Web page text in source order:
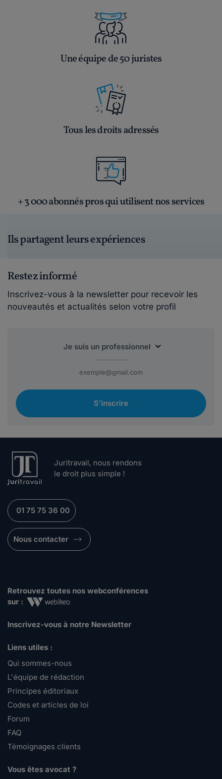
Une équipe de 50 juristes
Tous les droits adressés
+ 3 000 abonnés pros qui utilisent nos services
Ils partagent leurs expériences
Restez informé
Inscrivez-vous à la newsletter pour recevoir les
nouveautés et actualités selon votre profil
S'inscrire
Juritravail, nous rendons
le droit plus simple !
01 75 75 36 00
Nous contacter
Retrouvez toutes nos webconférences
sur :
Inscrivez-vous à notre Newsletter
Liens utiles :
Qui sommes-nous
L'équipe de rédaction
Principes éditoriaux
Codes et articles de loi
Forum
FAQ
Témoignages clients
Vous êtes avocat ?